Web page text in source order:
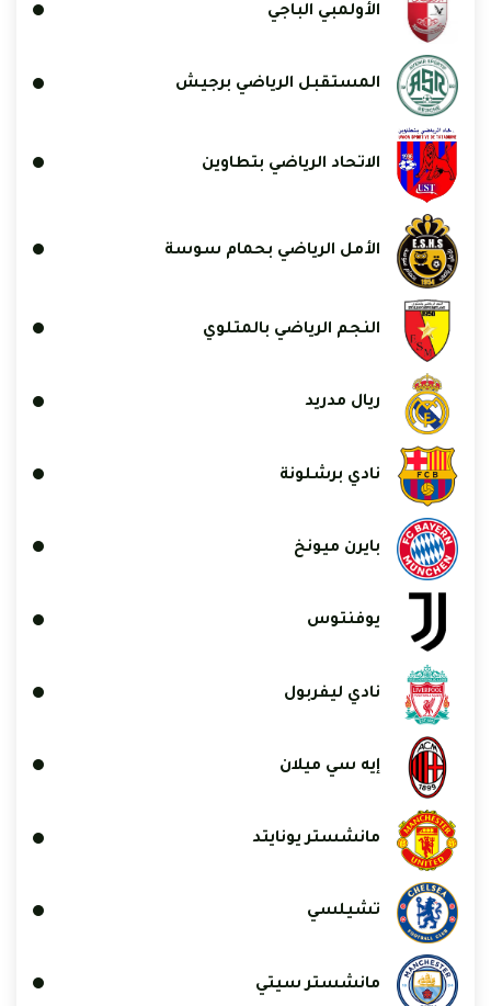
الأولمبي الباجي
المستقبل الرياضي برجيش
الاتحاد الرياضي بتطاوين
الأمل الرياضي بحمام سوسة
النجم الرياضي بالمتلوي
ريال مدريد
نادي برشلونة
بايرن ميونخ
يوفنتوس
نادي ليفربول
إيه سي ميلان
مانشستر يونايتد
تشيلسي
مانشستر سيتي